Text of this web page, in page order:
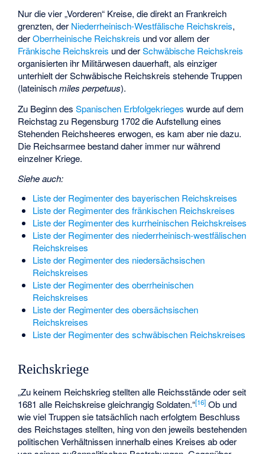
Nur die vier „Vorderen“ Kreise, die direkt an Frankreich
grenzten, der Niederrheinisch-Westfälische Reichskreis,
derOberrheinische Reichskreis und vor allem der
Fränkische Reichskreis und derSchwäbische Reichskreis
organisierten ihr Militärwesen dauerhaft, als einziger
unterhielt der Schwäbische Reichskreis stehende Truppen
(lateinischmiles perpetuus).
Zu Beginn desSpanischen Erbfolgekrieges wurde auf dem
Reichstag zu Regensburg 1702 die Aufstellung eines
Stehenden Reichsheeres erwogen, es kam aber nie dazu.
Die Reichsarmee bestand daher immer nur während
einzelner Kriege.
Siehe auch:
Liste der Regimenter des bayerischen Reichskreises
Liste der Regimenter des fränkischen Reichskreises
Liste der Regimenter des kurrheinischen Reichskreises
Liste der Regimenter des niederrheinisch-westfälischen
Reichskreises
Liste der Regimenter des niedersächsischen
Reichskreises
Liste der Regimenter des oberrheinischen
Reichskreises
Liste der Regimenter des obersächsischen
Reichskreises
Liste der Regimenter des schwäbischen Reichskreises
Reichskriege
„Zu keinem Reichskrieg stellten alle Reichsstände oder seit
1681 alle Reichskreise gleichrangig Soldaten.“[16] Ob und
wie viel Truppen sie tatsächlich nach erfolgtem Beschluss
des Reichstages stellten, hing von den jeweils bestehenden
politischen Verhältnissen innerhalb eines Kreises ab oder